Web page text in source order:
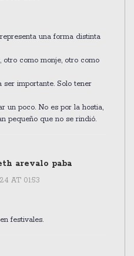
una forma distinta
otro como monje, otro como
ser importante. Solo tener
un poco. No es por la hostia,
pequeño que no se rindió.
arevalo paba
AT 01:53
festivales.